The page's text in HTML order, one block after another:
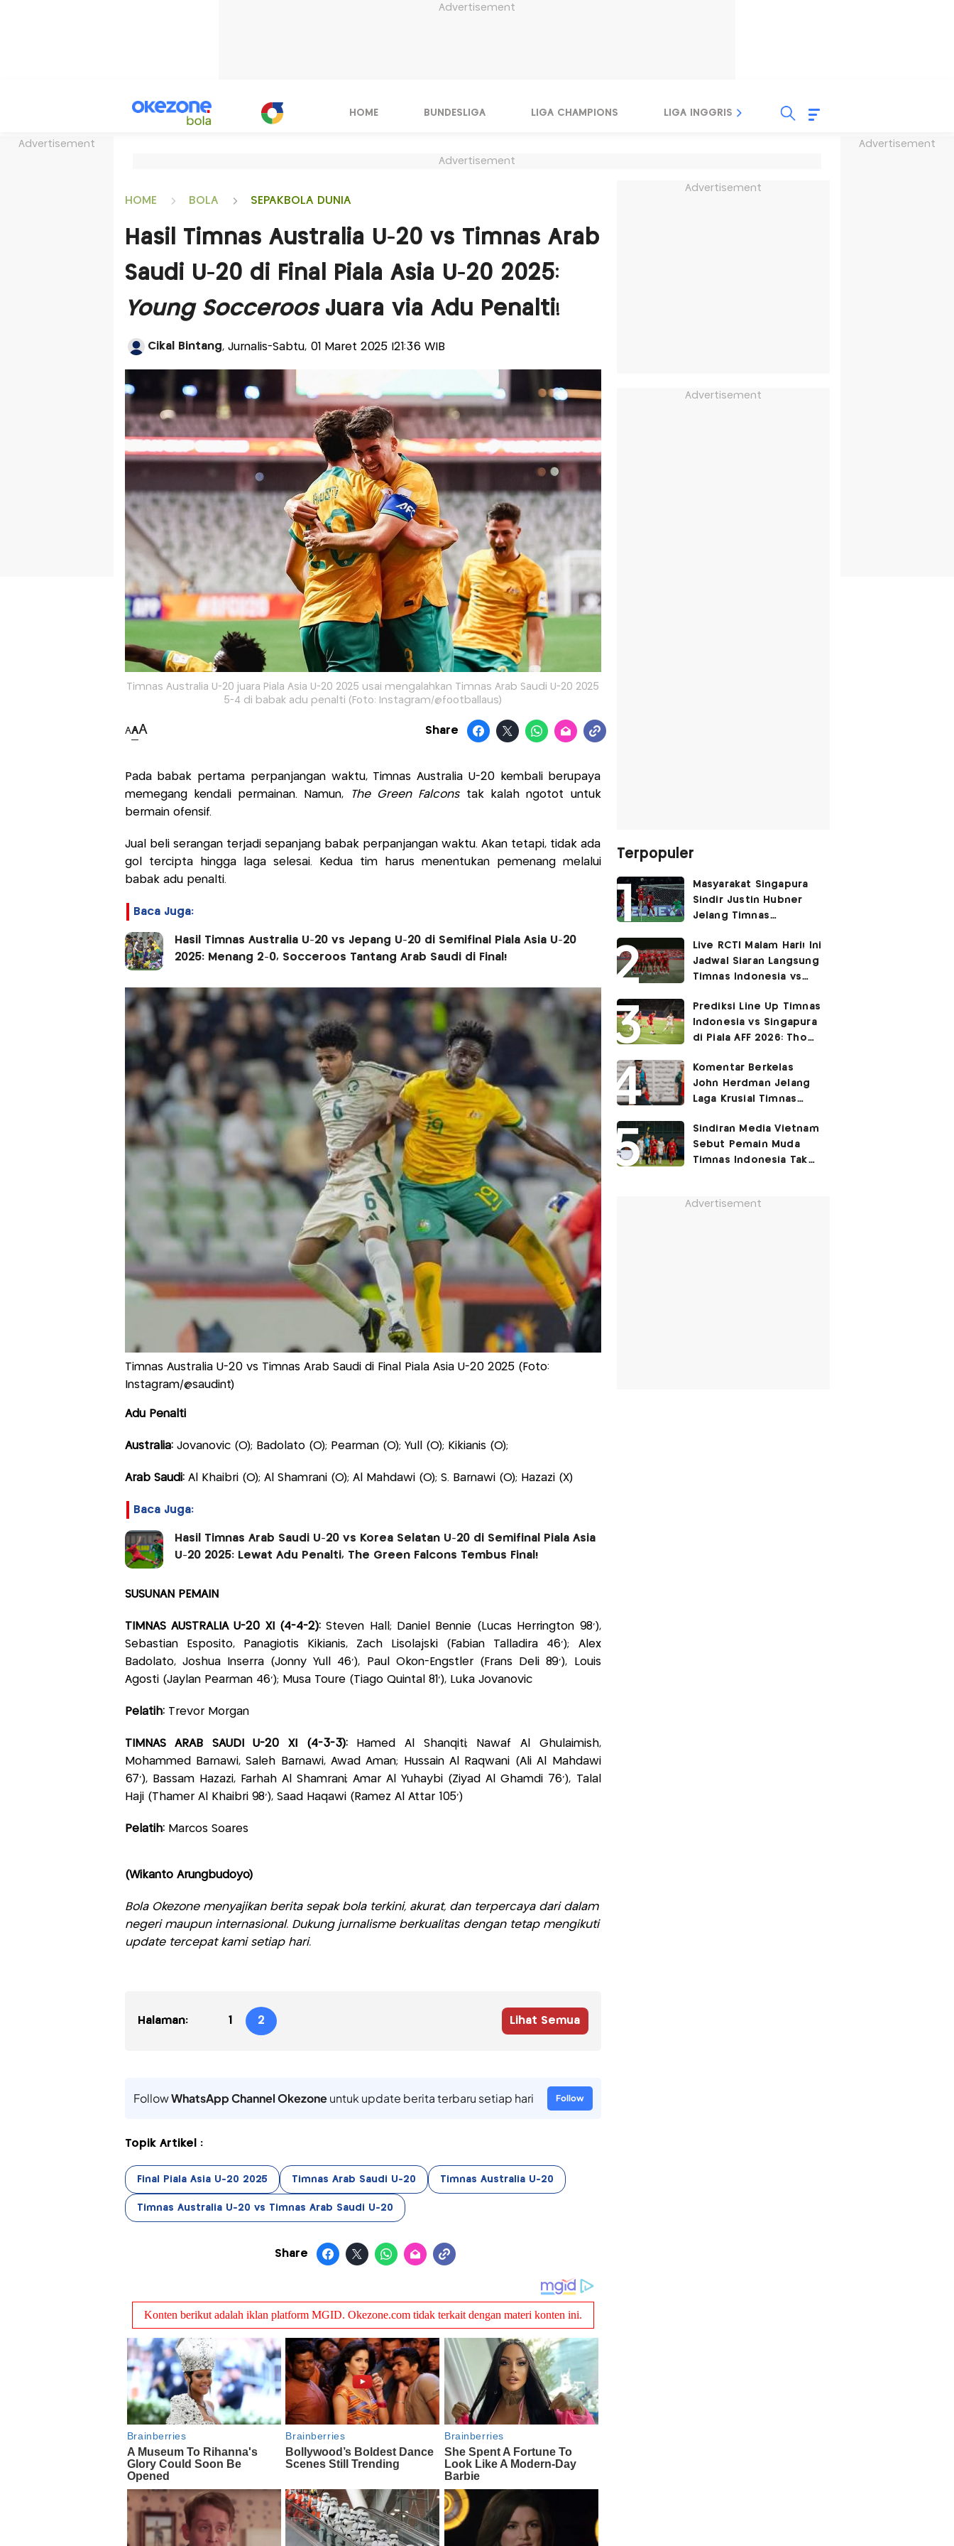
Advertisement
Advertisement Advertisement
HOME BUNDESLIGA LIGA CHAMPIONS LIGA INGGRIS LIGA ITALIA
Advertisement
HOME BOLA SEPAKBOLA DUNIA
Hasil Timnas Australia U-20 vs Timnas Arab
Saudi U-20 di Final Piala Asia U-20 2025:
Young SocceroosJuara via Adu Penalti!
Cikal Bintang, Jurnalis-Sabtu, 01 Maret 2025 |21:36 WIB
Timnas Australia U-20 juara Piala Asia U-20 2025 usai mengalahkan Timnas Arab Saudi U-20 2025
5-4 di babak adu penalti (Foto: Instagram/@footballaus)
AAA Share
Pada babak pertama perpanjangan waktu, Timnas Australia U-20 kembali berupaya
memegang kendali permainan. Namun,
The Green Falconstak kalah ngotot untuk
bermain ofensif.
Jual beli serangan terjadi sepanjang babak perpanjangan waktu. Akan tetapi, tidak ada
gol tercipta hingga laga selesai. Kedua tim harus menentukan pemenang melalui
babak adu penalti.
Baca Juga:
Hasil Timnas Australia U-20 vs Jepang U-20 di Semifinal Piala Asia U-20
2025: Menang 2-0, Socceroos Tantang Arab Saudi di Final!
Timnas Australia U-20 vs Timnas Arab Saudi di Final Piala Asia U-20 2025 (Foto:
Instagram/@saudint)
Adu Penalti
Australia: Jovanovic (O); Badolato (O); Pearman (O); Yull (O); Kikianis (O);
Arab Saudi:Al Khaibri (O); Al Shamrani (O); Al Mahdawi (O); S. Barnawi (O); Hazazi (X)
Baca Juga:
Hasil Timnas Arab Saudi U-20 vs Korea Selatan U-20 di Semifinal Piala Asia
U-20 2025: Lewat Adu Penalti, The Green Falcons Tembus Final!
SUSUNAN PEMAIN
TIMNAS AUSTRALIA U-20 XI (4-4-2):Steven Hall; Daniel Bennie (Lucas Herrington 98’),
Sebastian Esposito, Panagiotis Kikianis, Zach Lisolajski (Fabian Talladira 46’); Alex
Badolato, Joshua Inserra (Jonny Yull 46’), Paul Okon-Engstler (Frans Deli 89’), Louis
Agosti (Jaylan Pearman 46’); Musa Toure (Tiago Quintal 81’), Luka Jovanovic
Pelatih: Trevor Morgan
TIMNAS ARAB SAUDI U-20 XI (4-3-3):
Hamed Al Shanqiti; Nawaf Al Ghulaimish,
Mohammed Barnawi, Saleh Barnawi, Awad Aman; Hussain Al Raqwani (Ali Al Mahdawi
67’), Bassam Hazazi, Farhah Al Shamrani; Amar Al Yuhaybi (Ziyad Al Ghamdi 76’), Talal
Haji (Thamer Al Khaibri 98’), Saad Haqawi (Ramez Al Attar 105’)
Pelatih:Marcos Soares
(Wikanto Arungbudoyo)
Bola Okezone menyajikan berita sepak bola terkini, akurat, dan terpercaya dari dalam
negeri maupun internasional. Dukung jurnalisme berkualitas dengan tetap mengikuti
update tercepat kami setiap hari.
Halaman: 1 2 Lihat Semua
FollowWhatsApp Channel Okezoneuntuk update berita terbaru setiap hari Follow
Topik Artikel :
Final Piala Asia U-20 2025 Timnas Arab Saudi U-20 Timnas Australia U-20
Timnas Australia U-20 vs Timnas Arab Saudi U-20
Share
Advertisement
Advertisement
Terpopuler
Masyarakat Singapura
Sindir Justin Hubner
Jelang Timnas
Ia Seolah-olah Lahir di
Permukiman Kumuh
Jakarta Barat!
Live RCTI Malam Hari! Ini
Jadwal Siaran Langsung
Timnas Indonesia vs
2026
Prediksi Line Up Timnas
Indonesia vs Singapura
di Piala AFF 2026: Thom
Tengah!
Komentar Berkelas
John Herdman Jelang
Laga Krusial Timnas
di Piala AFF 2026
Sindiran Media Vietnam
Sebut Pemain Muda
Timnas Indonesia Tak
Advertisement